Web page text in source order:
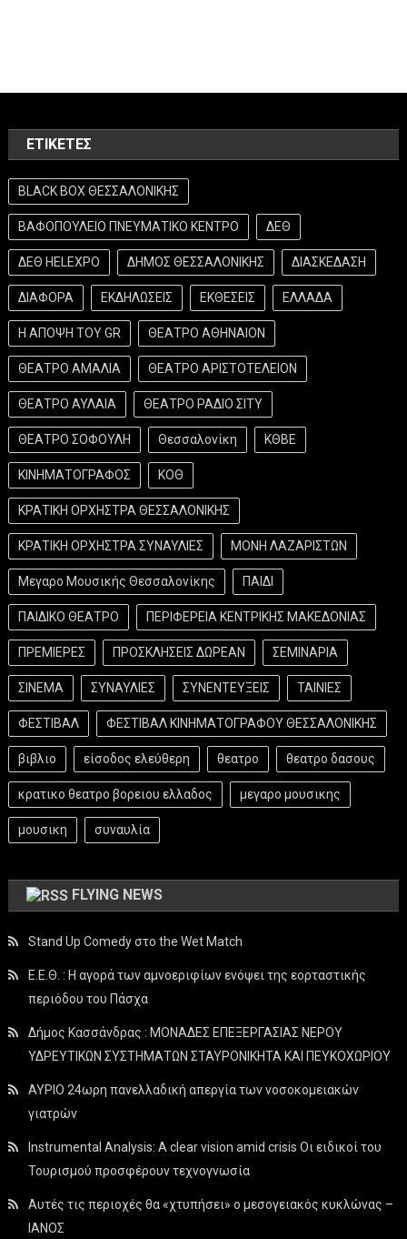
ΕΤΙΚΈΤΕΣ
BLACK BOX ΘΕΣΣΑΛΟΝΙΚΗΣ
ΒΑΦΟΠΟΥΛΕΙΟ ΠΝΕΥΜΑΤΙΚΟ ΚΕΝΤΡΟ ΔΕΘ
ΔΕΘ HELEXPO ΔΗΜΟΣ ΘΕΣΣΑΛΟΝΙΚΗΣ ΔΙΑΣΚΕΔΑΣΗ
ΔΙΑΦΟΡΑ ΕΚΔΗΛΩΣΕΙΣ ΕΚΘΕΣΕΙΣ ΕΛΛΑΔΑ
Η ΑΠΟΨΗ ΤΟΥ GR ΘΕΑΤΡΟ ΑΘΗΝΑΙΟΝ
ΘΕΑΤΡΟ ΑΜΑΛΙΑ ΘΕΑΤΡΟ ΑΡΙΣΤΟΤΕΛΕΙΟΝ
ΘΕΑΤΡΟ ΑΥΛΑΙΑ ΘΕΑΤΡΟ ΡΑΔΙΟ ΣΙΤΥ
ΘΕΑΤΡΟ ΣΟΦΟΥΛΗ Θεσσαλονίκη ΚΘΒΕ
ΚΙΝΗΜΑΤΟΓΡΑΦΟΣ ΚΟΘ
ΚΡΑΤΙΚΗ ΟΡΧΗΣΤΡΑ ΘΕΣΣΑΛΟΝΙΚΗΣ
ΚΡΑΤΙΚΗ ΟΡΧΗΣΤΡΑ ΣΥΝΑΥΛΙΕΣ ΜΟΝΗ ΛΑΖΑΡΙΣΤΩΝ
Μεγαρο Μουσικής Θεσσαλονίκης ΠΑΙΔΙ
ΠΑΙΔΙΚΟ ΘΕΑΤΡΟ ΠΕΡΙΦΕΡΕΙΑ ΚΕΝΤΡΙΚΗΣ ΜΑΚΕΔΟΝΙΑΣ
ΠΡΕΜΙΕΡΕΣ ΠΡΟΣΚΛΗΣΕΙΣ ΔΩΡΕΑΝ ΣΕΜΙΝΑΡΙΑ
ΣΙΝΕΜΑ ΣΥΝΑΥΛΙΕΣ ΣΥΝΕΝΤΕΥΞΕΙΣ ΤΑΙΝΙΕΣ
ΦΕΣΤΙΒΑΛ ΦΕΣΤΙΒΑΛ ΚΙΝΗΜΑΤΟΓΡΑΦΟΥ ΘΕΣΣΑΛΟΝΙΚΗΣ
βιβλιο είσοδος ελεύθερη θεατρο θεατρο δασους
κρατικο θεατρο βορειου ελλαδος μεγαρο μουσικης
μουσικη συναυλία
FLYING NEWS
Stand Up Comedy στο the Wet Match
Ε.Ε.Θ. : Η αγορά των αμνοεριφίων ενόψει της εορταστικής
περιόδου του Πάσχα
Δήμος Κασσάνδρας : ΜΟΝΑΔΕΣ ΕΠΕΞΕΡΓΑΣΙΑΣ ΝΕΡΟΥ
ΥΔΡΕΥΤΙΚΩΝ ΣΥΣΤΗΜΑΤΩΝ ΣΤΑΥΡΟΝΙΚΗΤΑ ΚΑΙ ΠΕΥΚΟΧΩΡΙΟΥ
ΑΥΡΙΟ 24ωρη πανελλαδική απεργία των νοσοκομειακών
γιατρών
Instrumental Analysis: A clear vision amid crisis Οι ειδικοί του
Τουρισμού προσφέρουν τεχνογνωσία
Αυτές τις περιοχές θα «χτυπήσει» ο μεσογειακός κυκλώνας –
ΙΑΝΟΣ